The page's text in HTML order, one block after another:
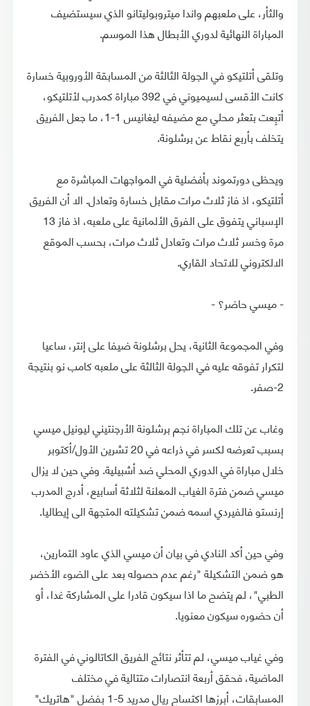
والثأر، على ملعبهم واندا ميتروبوليتانو الذي سيستضيف
المباراة النهائية لدوري الأبطال هذا الموسم.
وتلقى أتلتيكو في الجولة الثالثة من المسابقة الأوروبية خسارة
كانت الأقسى لسيميوني في 392 مباراة كمدرب لأتلتيكو،
أتبِعت بتعثر محلي مع مضيفه ليغانيس 1-1، ما جعل الفريق
يتخلف بأربع نقاط عن برشلونة.
ويحظى دورتموند بأفضلية في المواجهات المباشرة مع
أتلتيكو، اذ فاز ثلاث مرات مقابل خسارة وتعادل. الا أن الفريق
الإسباني يتفوق على الفرق الألمانية على ملعبه، اذ فاز 13
مرة وخسر ثلاث مرات وتعادل ثلاث مرات، بحسب الموقع
الالكتروني للاتحاد القاري.
- ميسي حاضر؟ -
وفي المجموعة الثانية، يحل برشلونة ضيفا على إنتر، ساعيا
لتكرار تفوقه عليه في الجولة الثالثة على ملعبه كامب نو بنتيجة
2-صفر.
وغاب عن تلك المباراة نجم برشلونة الأرجنتيني ليونيل ميسي
بسبب تعرضه لكسر في ذراعه في 20 تشرين الأول/أكتوبر
خلال مباراة في الدوري المحلي ضد أشبيلية. وفي حين لا يزال
ميسي ضمن فترة الغياب المعلنة لثلاثة أسابيع، أدرج المدرب
إرنستو فالفيردي اسمه ضمن تشكيلته المتجهة الى إيطاليا.
وفي حين أكد النادي في بيان أن ميسي الذي عاود التمارين،
هو ضمن التشكيلة "رغم عدم حصوله بعد على الضوء الأخضر
الطبي"، لم يتضح ما اذا سيكون قادرا على المشاركة غدا، أو
أن حضوره سيكون معنويا.
وفي غياب ميسي، لم تتأثر نتائج الفريق الكاتالوني في الفترة
الماضية، فحقق أربعة انتصارات متتالية في مختلف
المسابقات، أبرزها اكتساح ريال مدريد 5-1 بفضل "هاتريك"